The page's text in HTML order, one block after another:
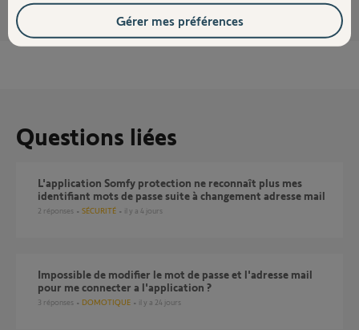
Questions liées
L'application Somfy protection ne reconnaît plus mes
identifiant mots de passe suite à changement adresse mail
2 réponses SÉCURITÉ il y a 4 jours
impossible de modifier le mot de passe et l'adresse mail
pour me connecter a l'application ?
3 réponses DOMOTIQUE il y a 24 jours
Gérer mes préférences